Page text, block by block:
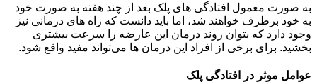
به صورت معمول افتادگی های پلک بعد از چند هفته به صورت خود
به خود برطرف خواهند شد، اما باید دانست که راه های درمانی نیز
وجود دارد که بتوان روند درمان این عارضه را سرعت بیشتری
بخشید. برای برخی از افراد این درمان ها می‌تواند مفید واقع شود.
عوامل موثر در افتادگی پلک